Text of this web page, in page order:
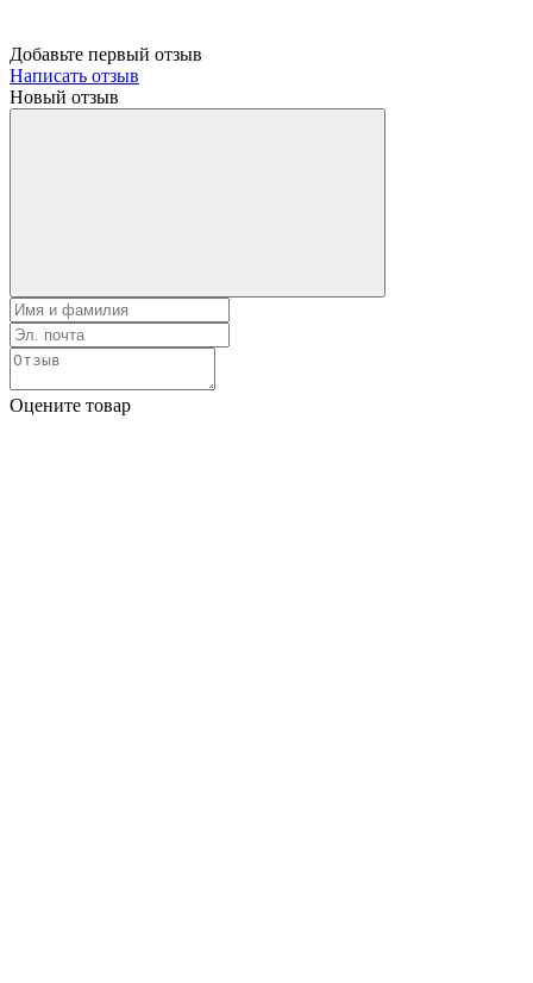
Добавьте первый отзыв
Написать отзыв
Новый отзыв
Оцените товар